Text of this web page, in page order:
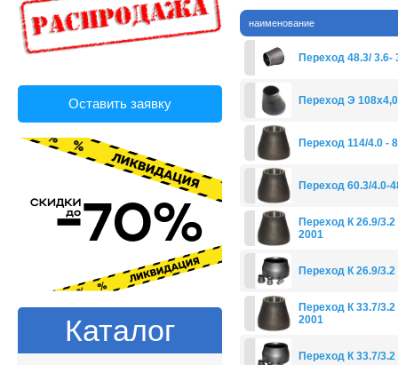
Оставить заявку
Каталог
наименование
Переход 48.3/ 3.6-
Переход Э
Переход 114/4.0 -
Переход 60.3/4.0-
Переход К 26.9/
2001
Переход К 26.9/
Переход К 33.7/
2001
Переход К 33.7/